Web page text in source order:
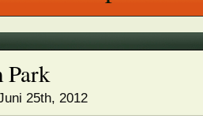
25th, 2012